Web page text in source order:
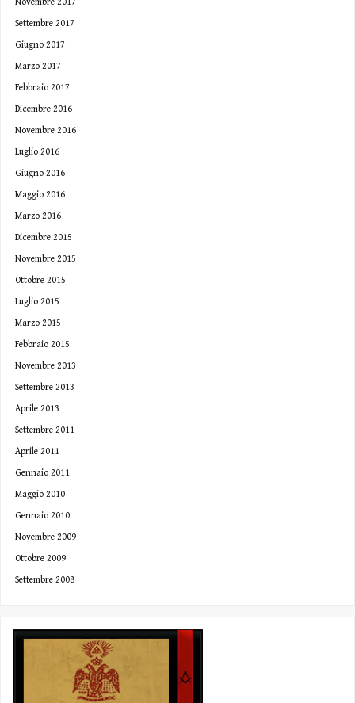
Settembre 2017
Giugno 2017
Marzo 2017
Febbraio 2017
Dicembre 2016
Novembre 2016
Luglio 2016
Giugno 2016
Maggio 2016
Marzo 2016
Dicembre 2015
Novembre 2015
Ottobre 2015
Luglio 2015
Marzo 2015
Febbraio 2015
Novembre 2013
Settembre 2013
Aprile 2013
Settembre 2011
Aprile 2011
Gennaio 2011
Maggio 2010
Gennaio 2010
Novembre 2009
Ottobre 2009
Settembre 2008